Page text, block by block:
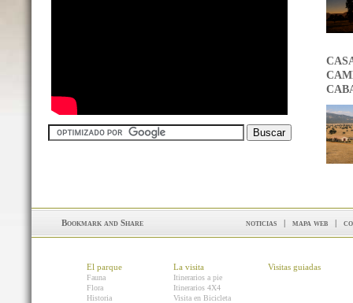
noticias | mapa web |
El parque
Fauna
Flora
Historia
La visita
Itinerarios a pie
Itinerarios 4X4
Visita en Bicicleta
Visitas guiadas